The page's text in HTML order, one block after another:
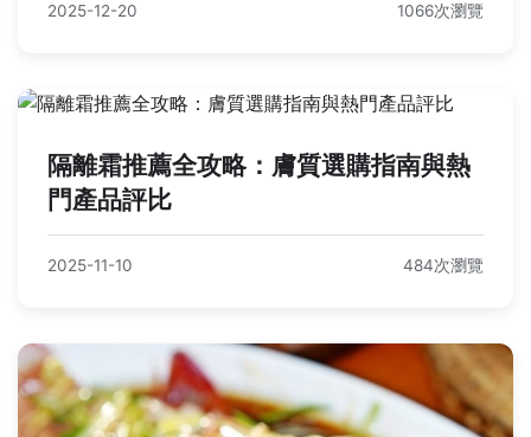
2025-12-20 1066次瀏覽
隔離霜推薦全攻略：膚質選購指南與熱
門產品評比
2025-11-10 484次瀏覽